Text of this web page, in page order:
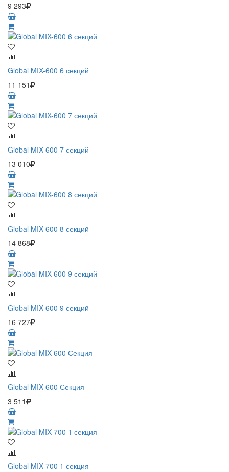
9 293
Global MIX-600 6 секций
11 151
Global MIX-600 7 секций
13 010
Global MIX-600 8 секций
14 868
Global MIX-600 9 секций
16 727
Global MIX-600 Секция
3 511
Global MIX-700 1 секция